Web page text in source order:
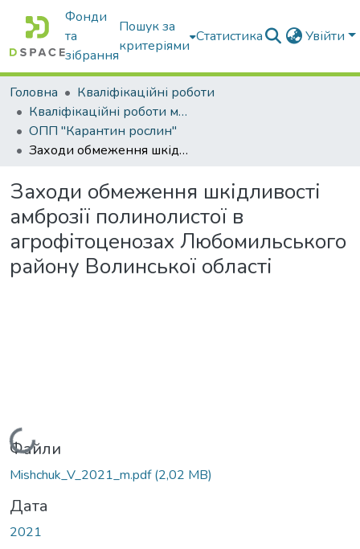
Фонди
та
зібрання
Пошук за
критеріями
Статистика Увійти
Головна
Кваліфікаційні роботи
Кваліфікаційні роботи магістрів
ОПП "Карантин рослин"
Заходи обмеження шкідливості амброзії полинолистої в агрофітоценозах Любомильського району Волинської області
Заходи обмеження шкідливості
амброзії полинолистої в
агрофітоценозах Любомильського
району Волинської області
Вантажиться...
Файли
Mishchuk_V_2021_m.pdf(2,02 MB)
Дата
2021